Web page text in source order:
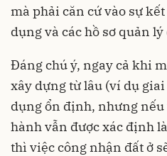
mà phải căn cứ vào sự
dụng và các hồ sơ quản
Đáng chú ý, ngay cả khi
xây dựng từ lâu (ví dụ
dụng ổn định, nhưng
hành vẫn được xác định
thì việc công nhận đất ở